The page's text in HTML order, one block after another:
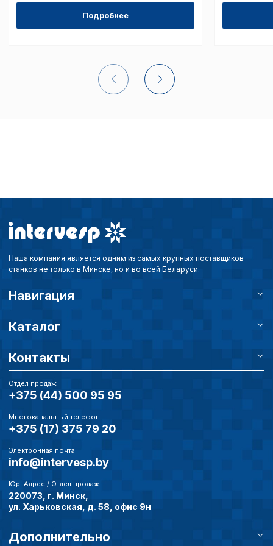
Подробнее
Наша компания является одним из самых крупных поставщиков
станков не только в Минске, но и во всей Беларуси.
Навигация
Каталог
Контакты
Отдел продаж
+375 (44) 500 95 95
Многоканальный телефон
+375 (17) 375 79 20
Электронная почта
info@intervesp.by
Юр. Адрес / Отдел продаж
220073, г. Минск,
ул. Харьковская, д. 58, офис 9н
Дополнительно